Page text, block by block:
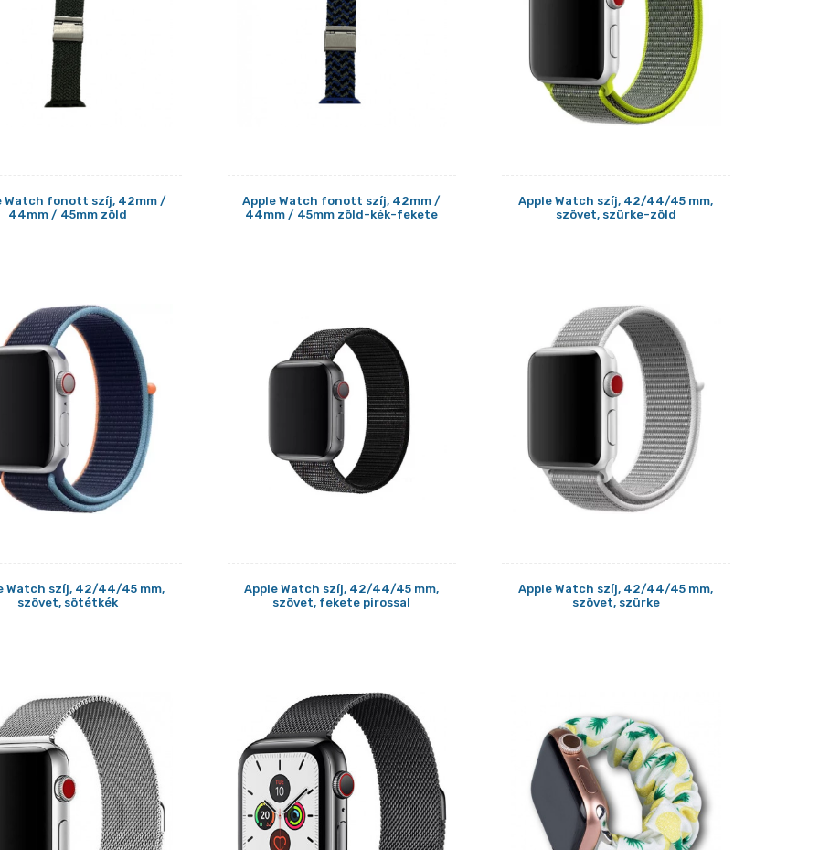
Watch fonott szíj, 42mm /
44mm / 45mm zöld
Apple Watch fonott szíj, 42mm /
44mm / 45mm zöld-kék-fekete
Apple Watch szíj, 42/44/45 mm,
szövet, szürke-zöld
Watch szíj, 42/44/45 mm,
szövet, sötétkék
Apple Watch szíj, 42/44/45 mm,
szövet, fekete pirossal
Apple Watch szíj, 42/44/45 mm,
szövet, szürke